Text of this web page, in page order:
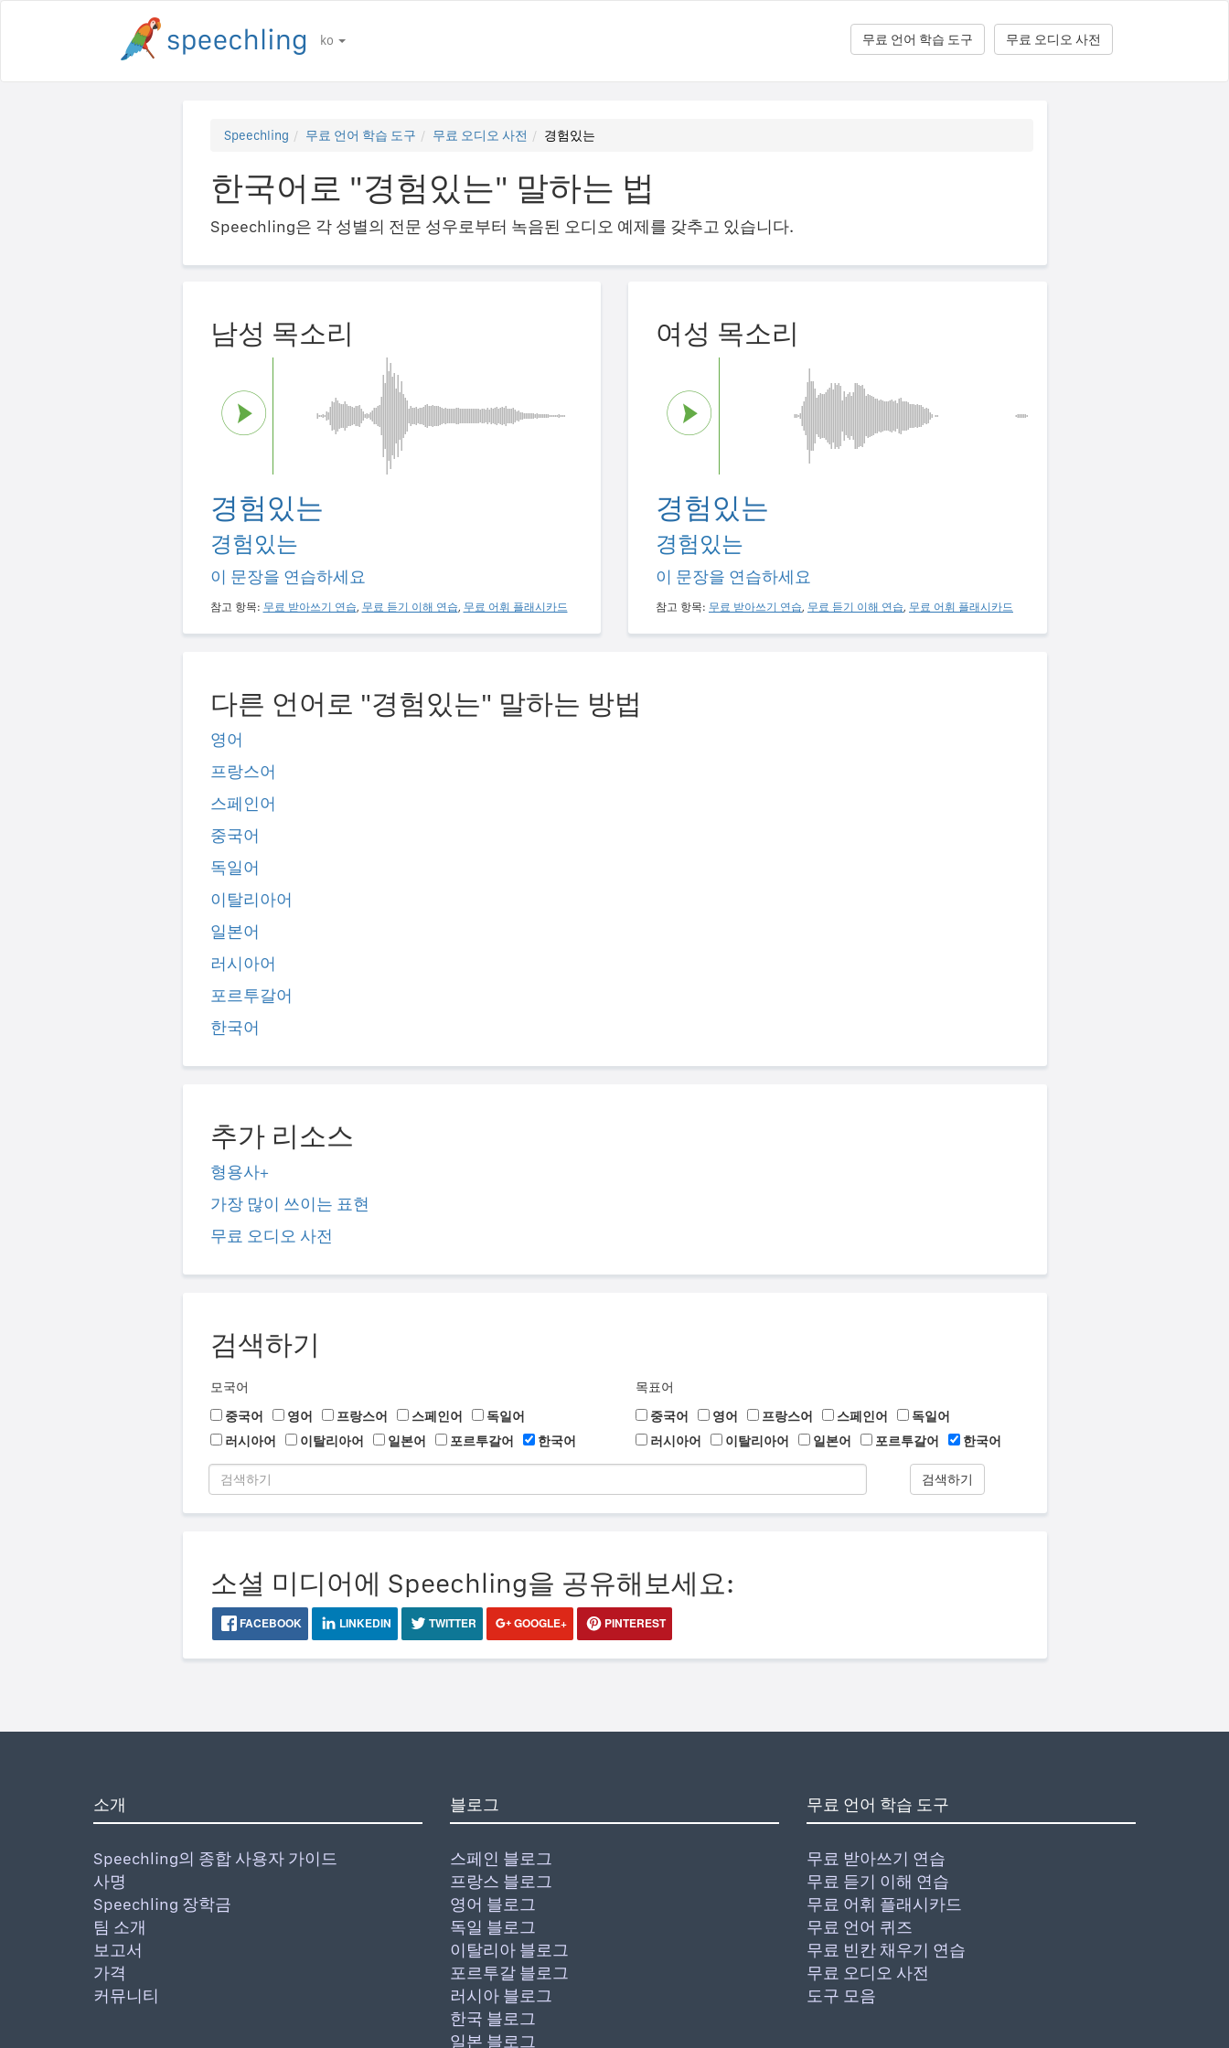
ko 무료 오디오 사전
무료 언어 학습 도구
Speechling 무료 언어 학습 도구 무료 오디오 사전 경험있는
한국어로 "경험있는" 말하는 법
Speechling은 각 성별의 전문 성우로부터 녹음된 오디오 예제를 갖추고 있습니다.
남성 목소리
경험있는
경험있는
이 문장을 연습하세요
참고 항목: 무료 받아쓰기 연습, 무료 듣기 이해 연습, 무료 어휘 플래시카드
여성 목소리
경험있는
경험있는
이 문장을 연습하세요
참고 항목: 무료 받아쓰기 연습, 무료 듣기 이해 연습, 무료 어휘 플래시카드
다른 언어로 "경험있는" 말하는 방법
영어
프랑스어
스페인어
중국어
독일어
이탈리아어
일본어
러시아어
포르투갈어
한국어
추가 리소스
형용사+
가장 많이 쓰이는 표현
무료 오디오 사전
검색하기
모국어
중국어
영어 프랑스어 스페인어
독일어
러시아어
이탈리아어 일본어 포르투갈어 한국어
목표어
중국어
영어 프랑스어 스페인어
독일어
러시아어
이탈리아어 일본어 포르투갈어 한국어
검색하기
소셜 미디어에 Speechling을 공유해보세요:
FACEBOOK LINKEDIN TWITTER GOOGLE+ PINTEREST
소개
Speechling의 종합 사용자 가이드
사명
Speechling 장학금
팀 소개
보고서
가격
커뮤니티
블로그
스페인 블로그
프랑스 블로그
영어 블로그
독일 블로그
이탈리아 블로그
포르투갈 블로그
러시아 블로그
한국 블로그
일본 블로그
무료 언어 학습 도구
무료 받아쓰기 연습
무료 듣기 이해 연습
무료 어휘 플래시카드
무료 언어 퀴즈
무료 빈칸 채우기 연습
무료 오디오 사전
도구 모음